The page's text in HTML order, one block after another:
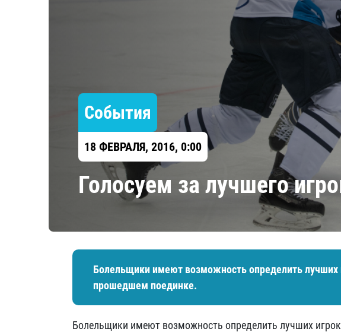
Шанхайские Драконы
Амур
Барыс
Салават
События
18 ФЕВРАЛЯ, 2016, 0:00
Голосуем за лучшего
Болельщики имеют возможность определить лучших
прошедшем поединке.
Болельщики имеют возможность определить лучших